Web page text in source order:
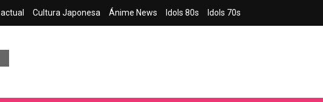
Cultura Japonesa Ánime News Idols 80s Idols 70s